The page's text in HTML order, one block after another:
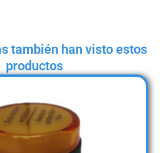
también han visto estos
productos